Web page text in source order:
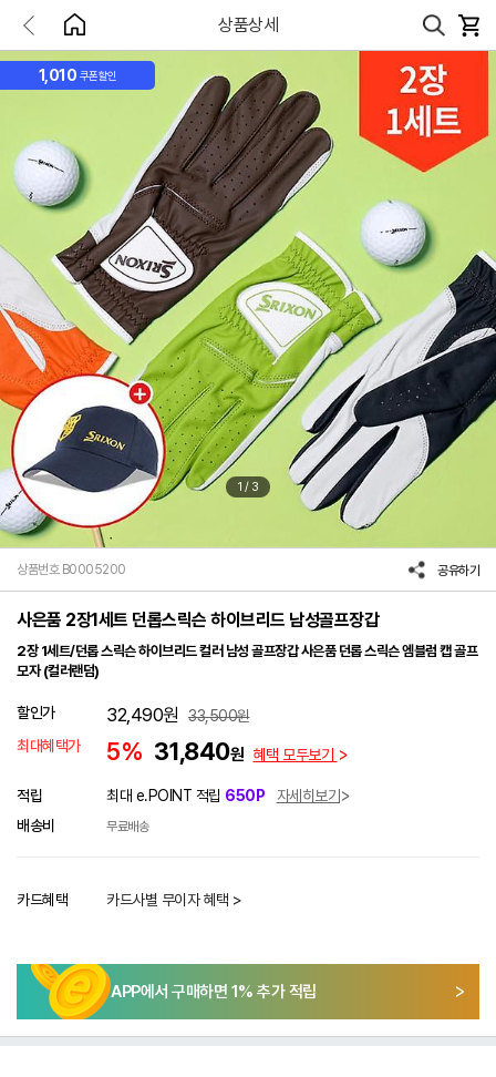
상품상세
1,010 쿠폰할인
1 / 3
상품번호 B0005200 공유하기
사은품 2장1세트 던롭스릭슨 하이브리드 남성골프장갑
2장 1세트/던롭 스릭슨 하이브리드 컬러 남성 골프장갑 사은품 던롭 스릭슨 엠블럼 캡 골프
모자 (컬러랜덤)
할인가 32,490원 33,500원
최대혜택가
5% 31,840원 혜택 모두보기
적립 최대 e.POINT 적립 650P
자세히보기
배송비
무료배송
카드혜택 카드사별 무이자 혜택 >
APP에서 구매하면 1% 추가 적립